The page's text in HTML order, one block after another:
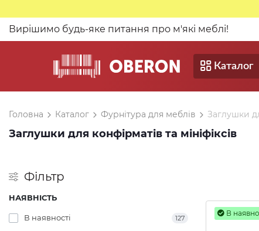
Вирішимо будь-яке питання про м'які меблі!
Каталог
Головна Каталог Фурнітура для меблів Заглушки
Заглушки для конфірматів та мініфіксів
Фільтр
НАЯВНІСТЬ
В наявності 127
В